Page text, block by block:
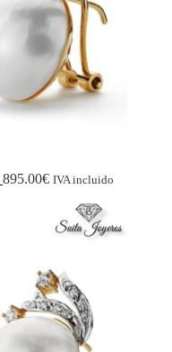
895.00€ IVA incluido